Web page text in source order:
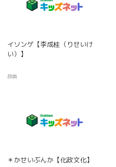
イソンゲ【李成桂（りせいけ
い）】
辞典
＊かせいぶんか【化政文化】